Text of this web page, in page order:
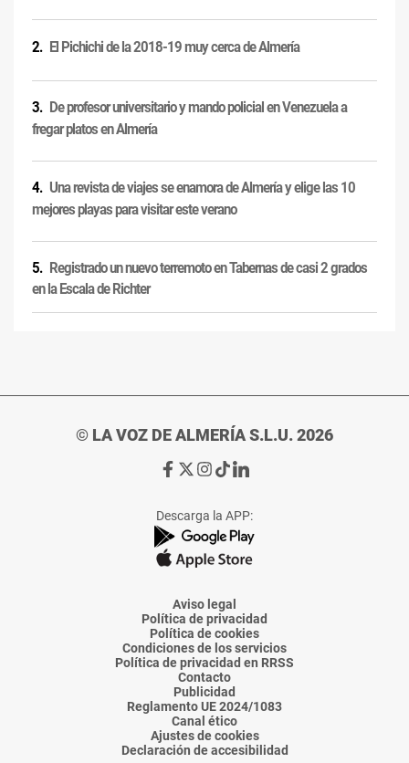
El Pichichi de la 2018-19 muy cerca de Almería
De profesor universitario y mando policial en Venezuela a
fregar platos en Almería
Una revista de viajes se enamora de Almería y elige las 10
mejores playas para visitar este verano
Registrado un nuevo terremoto en Tabernas de casi 2 grados
en la Escala de Richter
© LA VOZ DE ALMERÍA S.L.U. 2026
Ir
de
La
Voz
Almería
Ir
de
La
Voz
Almería
Ir
de
La
Voz
Almería
Ir
de
La
Voz
Almería
Ir
de
La
Voz
Descarga la APP:
Aviso legal
Política de privacidad
Política de cookies
Condiciones de los servicios
Política de privacidad en RRSS
Contacto
Publicidad
Reglamento UE 2024/1083
Canal ético
Ajustes de cookies
Declaración de accesibilidad